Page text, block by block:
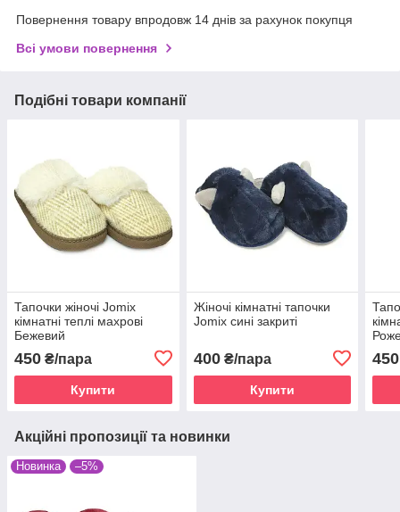
Повернення товару впродовж 14 днів за рахунок покупця
Всі умови повернення
Подібні товари компанії
Тапочки жіночі Jomix
кімнатні теплі махрові
Бежевий
450 ₴/пара
Купити
Жіночі кімнатні тапочки
Jomix сині закриті
400₴/пара
Купити
450
Акційні пропозиції та новинки
Новинка –5%